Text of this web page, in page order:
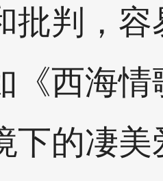
批判，容
西海情
下的凄美